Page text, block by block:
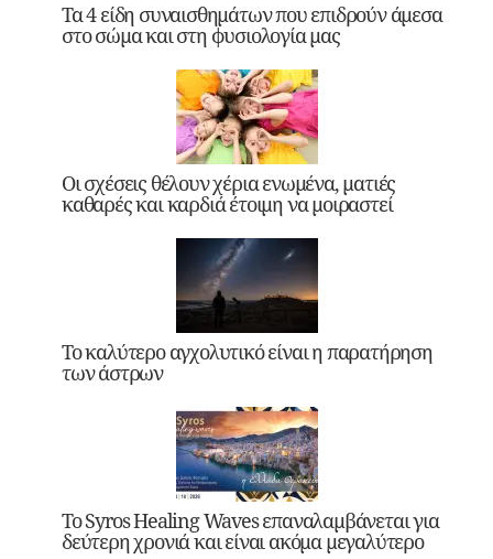
Τα 4 είδη συναισθημάτων που επιδρούν άμεσα
στο σώμα και στη φυσιολογία μας
Οι σχέσεις θέλουν χέρια ενωμένα, ματιές
καθαρές και καρδιά έτοιμη να μοιραστεί
Το καλύτερο αγχολυτικό είναι η παρατήρηση
των άστρων
Το Syros Healing Waves επαναλαμβάνεται για
δεύτερη χρονιά και είναι ακόμα μεγαλύτερο